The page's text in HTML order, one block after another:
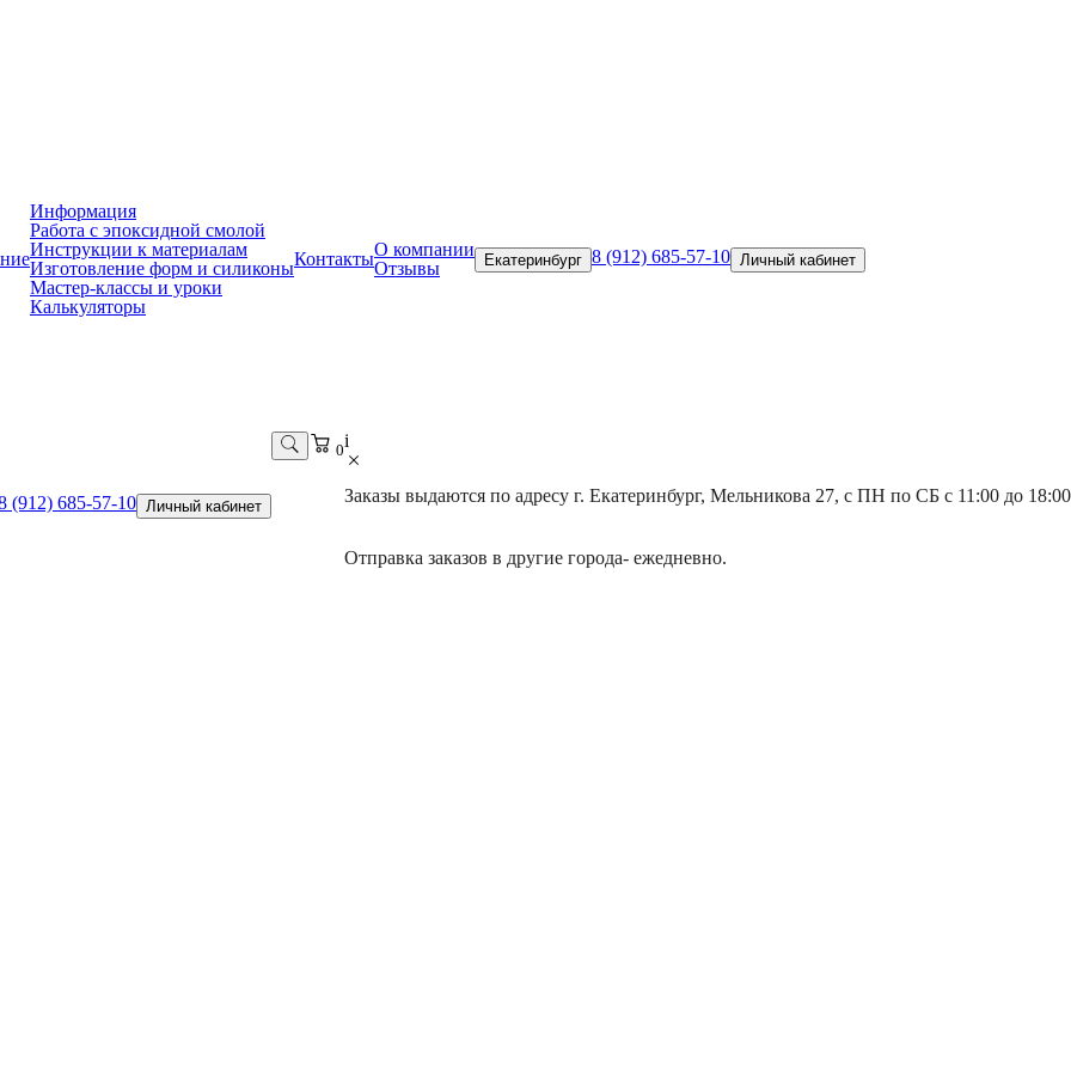
Информация
Работа с эпоксидной смолой
Инструкции к материалам
Изготовление форм и силиконы
Мастер-классы и уроки
Калькуляторы
КонтактыО компании
Отзывы
Екатеринбург 8 (912) 685-57-10 Личный кабинет
(912) 685-57-10 Личный кабинет
0i
Заказы выдаются по адресу г. Екатеринбург, Мельникова 27, с ПН по СБ с 11:00 до 18:00
Отправка заказов в другие города- ежедневно.